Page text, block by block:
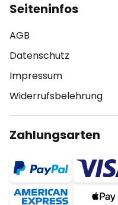
Seiteninfos
AGB
Datenschutz
Impressum
Widerrufsbelehrung
Zahlungsarten